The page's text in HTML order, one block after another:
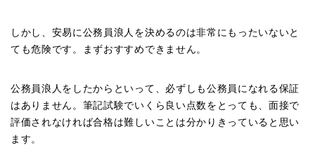
しかし、安易に公務員浪人を決めるのは非常にもったいないと
ても危険です。まずおすすめできません。
公務員浪人をしたからといって、必ずしも公務員になれる保証
はありません。筆記試験でいくら良い点数をとっても、面接で
評価されなければ合格は難しいことは分かりきっていると思い
ます。